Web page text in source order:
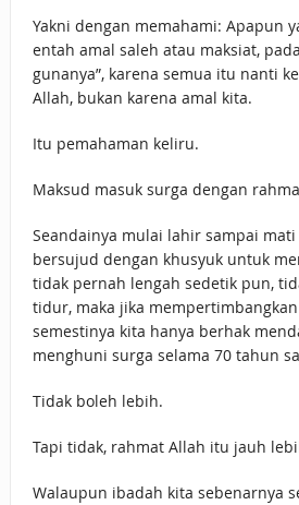
Yakni dengan memahami: Apapun
entah amal saleh atau maksiat,
gunanya”, karena semua itu nanti
Allah, bukan karena amal kita.
Itu pemahaman keliru.
Maksud masuk surga dengan
Seandainya mulai lahir sampai
bersujud dengan khusyuk untuk
tidak pernah lengah sedetik pun,
tidur, maka jika
semestinya kita hanya berhak
menghuni surga selama 70 tahun
Tidak boleh lebih.
Tapi tidak, rahmat Allah itu jauh
Walaupun ibadah kita sebenarnya